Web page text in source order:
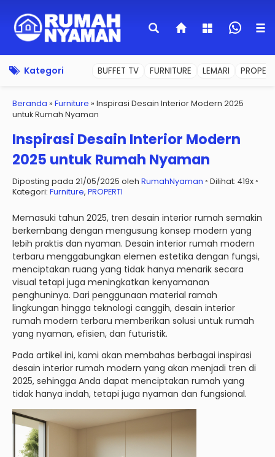
Kategori BUFFET TV FURNITURE LEMARI
Beranda » Furniture » Inspirasi Desain Interior Modern 2025
untuk Rumah Nyaman
Inspirasi Desain Interior Modern
2025 untuk Rumah Nyaman
Diposting pada 21/05/2025 oleh RumahNyaman ◦ Dilihat: 419x ◦
Kategori: Furniture, PROPERTI
Memasuki tahun 2025, tren desain interior rumah semakin
berkembang dengan mengusung konsep modern yang
lebih praktis dan nyaman. Desain interior rumah modern
terbaru menggabungkan elemen estetika dengan fungsi,
menciptakan ruang yang tidak hanya menarik secara
visual tetapi juga meningkatkan kenyamanan
penghuninya. Dari penggunaan material ramah
lingkungan hingga teknologi canggih, desain interior
rumah modern terbaru memberikan solusi untuk rumah
yang nyaman, efisien, dan futuristik.
Pada artikel ini, kami akan membahas berbagai inspirasi
desain interior rumah modern yang akan menjadi tren di
2025, sehingga Anda dapat menciptakan rumah yang
tidak hanya indah, tetapi juga nyaman dan fungsional.